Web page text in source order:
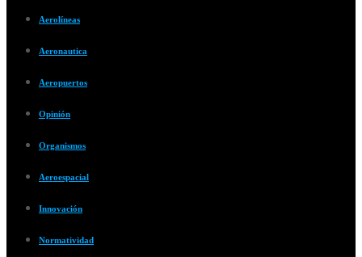
Aerolíneas
Aeronautica
Aeropuertos
Opinión
Organismos
Aeroespacial
Innovación
Normatividad